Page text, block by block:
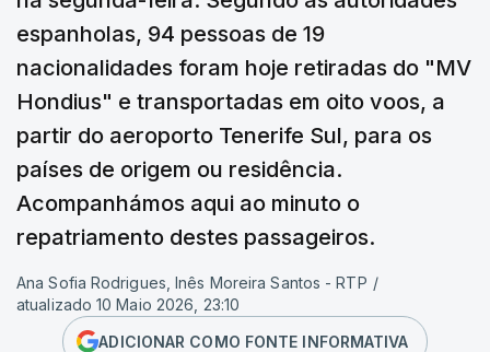
espanholas, 94 pessoas de 19
nacionalidades foram hoje retiradas do "MV
Hondius" e transportadas em oito voos, a
partir do aeroporto Tenerife Sul, para os
países de origem ou residência.
Acompanhámos aqui ao minuto o
repatriamento destes passageiros.
Ana Sofia Rodrigues, Inês Moreira Santos - RTP /
atualizado 10 Maio 2026, 23:10
ADICIONAR COMO FONTE INFORMATIVA